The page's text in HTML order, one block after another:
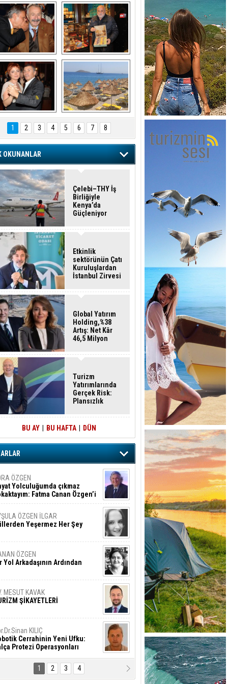
ULUSOY ve
BAĞLIKAYA
Avni Ongurlar ile
DEDEMAN
TATİL
1
2 3 4 5 6 7 8
OKUNANLAR
Çelebi–THY İş
Birliğiyle
Kenya’da
Güçleniyor
Etkinlik
sektörünün Çatı
Kuruluşlardan
İstanbul Zirvesi
Global Yatırım
Holding,%38
Artış: Net Kâr
46,5 Milyon
Turizm
Yatırımlarında
Gerçek Risk:
Plansızlık
BU AY BU HAFTA DÜN
ÖZGEN
Yolculuğumda çıkmaz
Fatma Canan Özgen’i
ÖZGEN İLGAR
Yeşermez Her Şey
ÖZGEN
Yol Arkadaşının Ardından
MESUT KAVAK
ŞİKAYETLERİ
KILIÇ
Cerrahinin Yeni Ufku:
Protezi Operasyonları
BAŞAN
Şaşırmayacağız
1 2 3 4